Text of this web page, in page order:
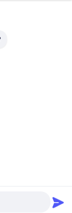
verticali